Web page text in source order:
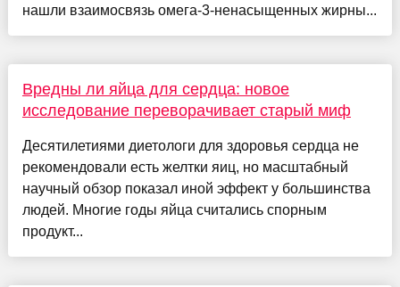
нашли взаимосвязь омега-3-ненасыщенных жирны...
Вредны ли яйца для сердца: новое
исследование переворачивает старый миф
Десятилетиями диетологи для здоровья сердца не
рекомендовали есть желтки яиц, но масштабный
научный обзор показал иной эффект у большинства
людей. Многие годы яйца считались спорным
продукт...